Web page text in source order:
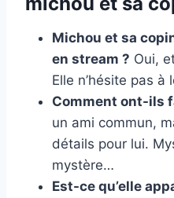
Michou et sa
en stream ? Oui,
Elle n’hésite pas
Comment ont-ils
un ami commun,
détails pour lui.
mystère…
Est-ce qu’elle